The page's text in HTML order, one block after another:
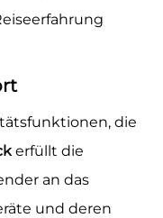
die
erfüllt die
an das
und deren